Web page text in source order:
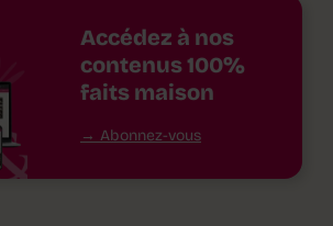
Accédez à nos
contenus 100%
faits maison
Abonnez-vous